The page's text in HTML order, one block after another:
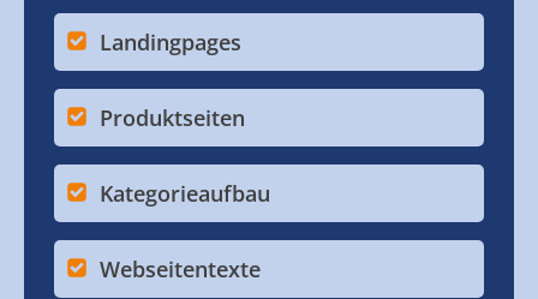
Landingpages
Produktseiten
Kategorieaufbau
Webseitentexte